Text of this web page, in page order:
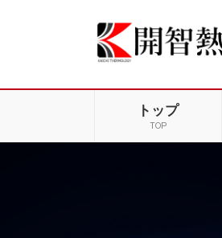
ツ
動
シ
に
トップ
TOP